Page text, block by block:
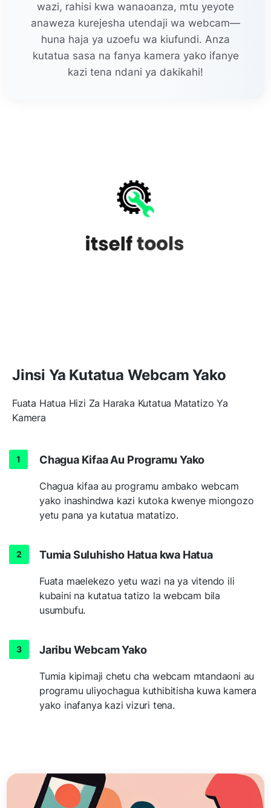
wazi, rahisi kwa wanaoanza, mtu yeyote
anaweza kurejesha utendaji wa webcam—
huna haja ya uzoefu wa kiufundi. Anza
kutatua sasa na fanya kamera yako ifanye
kazi tena ndani ya dakikahi!
Jinsi Ya Kutatua Webcam Yako
Fuata Hatua Hizi Za Haraka Kutatua Matatizo Ya
Kamera
Chagua Kifaa Au Programu Yako
Chagua kifaa au programu ambako webcam
yako inashindwa kazi kutoka kwenye miongozo
yetu pana ya kutatua matatizo.
Tumia Suluhisho Hatua kwa Hatua
Fuata maelekezo yetu wazi na ya vitendo ili
kubaini na kutatua tatizo la webcam bila
usumbufu.
Jaribu Webcam Yako
Tumia kipimaji chetu cha webcam mtandaoni au
programu uliyochagua kuthibitisha kuwa kamera
yako inafanya kazi vizuri tena.